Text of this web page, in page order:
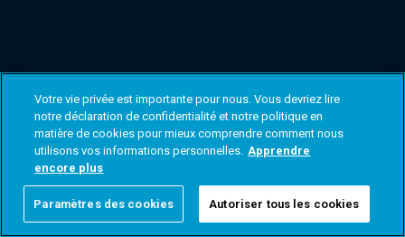
Votre vie privée est importante pour nous. Vous devriez lire
notre déclaration de confidentialité et notre politique en
matière de cookies pour mieux comprendre comment nous
utilisons vos informations personnelles. Apprendre
encore plus
Paramètres des cookies Autoriser tous les cookies